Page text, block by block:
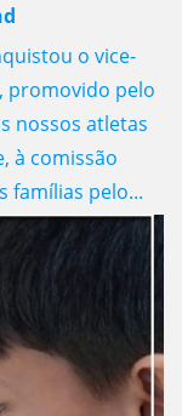
o vice-
promovido pelo
nossos atletas
à comissão
famílias pelo...